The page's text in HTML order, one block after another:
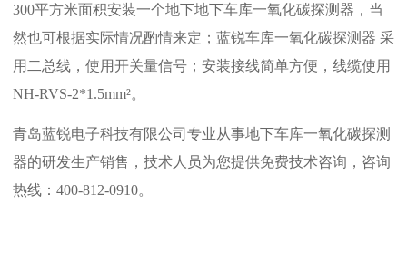
300平方米面积安装一个地下地下车库一氧化碳探测器，当
然也可根据实际情况酌情来定；蓝锐车库一氧化碳探测器 采
用二总线，使用开关量信号；安装接线简单方便，线缆使用
NH-RVS-2*1.5mm²。
青岛蓝锐电子科技有限公司专业从事地下车库一氧化碳探测
器的研发生产销售，技术人员为您提供免费技术咨询，咨询
热线：400-812-0910。